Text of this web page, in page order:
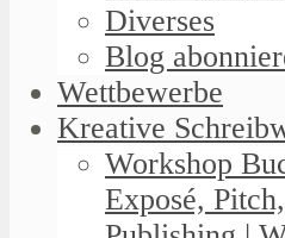
Diverses
Blog
Wettbewerbe
Kreative
Workshop
Exposé,